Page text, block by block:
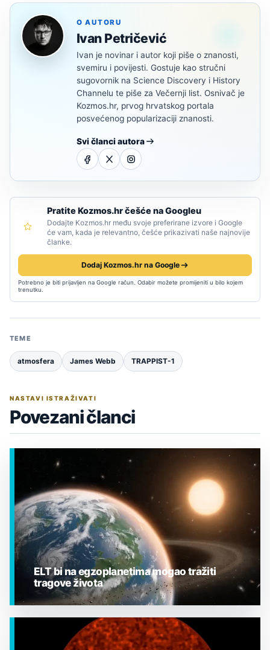
O AUTORU
Ivan Petričević
Ivan je novinar i autor koji piše o znanosti,
svemiru i povijesti. Gostuje kao stručni
sugovornik na Science Discovery i History
Channelu te piše za Večernji list. Osnivač je
Kozmos.hr, prvog hrvatskog portala
posvećenog popularizaciji znanosti.
Svi članci autora
Pratite Kozmos.hr češće na Googleu
Dodajte Kozmos.hr među svoje preferirane izvore i Google
će vam, kada je relevantno, češće prikazivati naše najnovije
članke.
Dodaj Kozmos.hr na Google
Potrebno je biti prijavljen na Google račun. Odabir možete promijeniti u bilo kojem
trenutku.
TEME
atmosfera James Webb TRAPPIST-1
NASTAVI ISTRAŽIVATI
Povezani članci
EGZOPLANETI
ELT bi na egzoplanetima mogao tražiti
tragove života